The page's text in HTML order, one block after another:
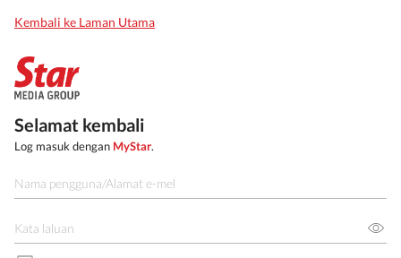
Kembali ke Laman Utama
Selamat kembali
Log masuk dengan MyStar.